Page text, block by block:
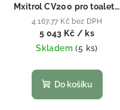
Mxitrol CV200 pro toaletu
Cinderella Travel
4 167,77 Kč bez DPH
5 043 Kč / ks
Skladem(5 ks)
Do košíku